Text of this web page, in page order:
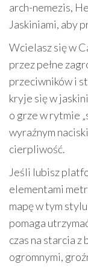
arch-nemezis,
Jaskiniami, aby
Wcielasz się w
przez pełne
przeciwników i
kryje się w
o grze w rytmie
wyraźnym
cierpliwość.
Jeśli lubisz
elementami
mapę w tym
pomaga
czas na starcia z
ogromnymi,